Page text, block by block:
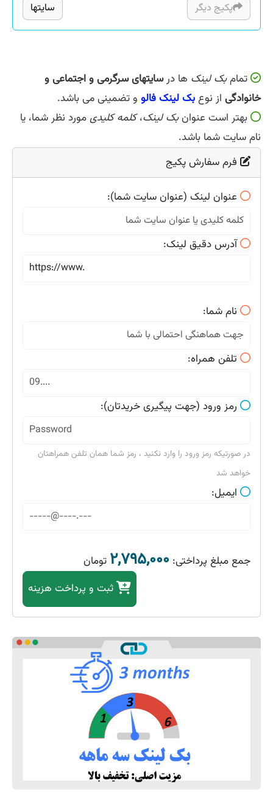
سایتها پکیج دیگر
تمامبک لینک ها درسایتهای سرگرمی و اجتماعی و
خانوادگی از نوعبک لینک فالو و تضمینی می باشد.
بهتر است عنوانبک لینک،کلمه کلیدیمورد نظر شما، یا
نام سایت شما باشد.
فرم سفارش پکیج
عنوان لینک (عنوان سایت شما):
آدرس دقیق لینک:
نام شما:
تلفن همراه:
رمز ورود (جهت پیگیری خریدتان):
در صورتیکه رمز ورود را وارد نکنید ، رمز شما همان تلفن همراهتان
خواهد شد
ایمیل:
جمع مبلغ پرداختی: ۲,۷۹۵,۰۰۰ تومان
ثبت و پرداخت هزینه